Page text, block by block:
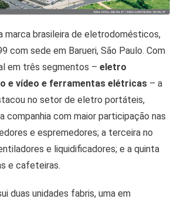
marca brasileira de eletrodomésticos,
com sede em Barueri, São Paulo. Com
em três segmentos – eletro
e vídeo e ferramentas elétricas – a
no setor de eletro portáteis,
companhia com maior participação nas
e espremedores; a terceira no
e liquidificadores; e a quinta
e cafeteiras.
duas unidades fabris, uma em